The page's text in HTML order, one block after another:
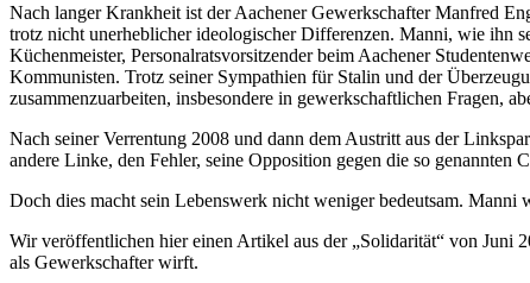
Nach langer Krankheit ist der Aachener Gewerkschafter Manfred
trotz nicht unerheblicher ideologischer Differenzen. Manni, wie ihn
Küchenmeister, Personalratsvorsitzender beim Aachener
Kommunisten. Trotz seiner Sympathien für Stalin und der
zusammenzuarbeiten, insbesondere in gewerkschaftlichen Fragen,
Nach seiner Verrentung 2008 und dann dem Austritt aus der
andere Linke, den Fehler, seine Opposition gegen die so
Doch dies macht sein Lebenswerk nicht weniger bedeutsam.
Wir veröffentlichen hier einen Artikel aus der „Solidarität“ von Juni
als Gewerkschafter wirft.